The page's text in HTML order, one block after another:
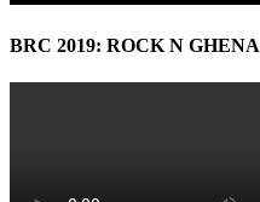
BRC 2019: ROCK N GHENA